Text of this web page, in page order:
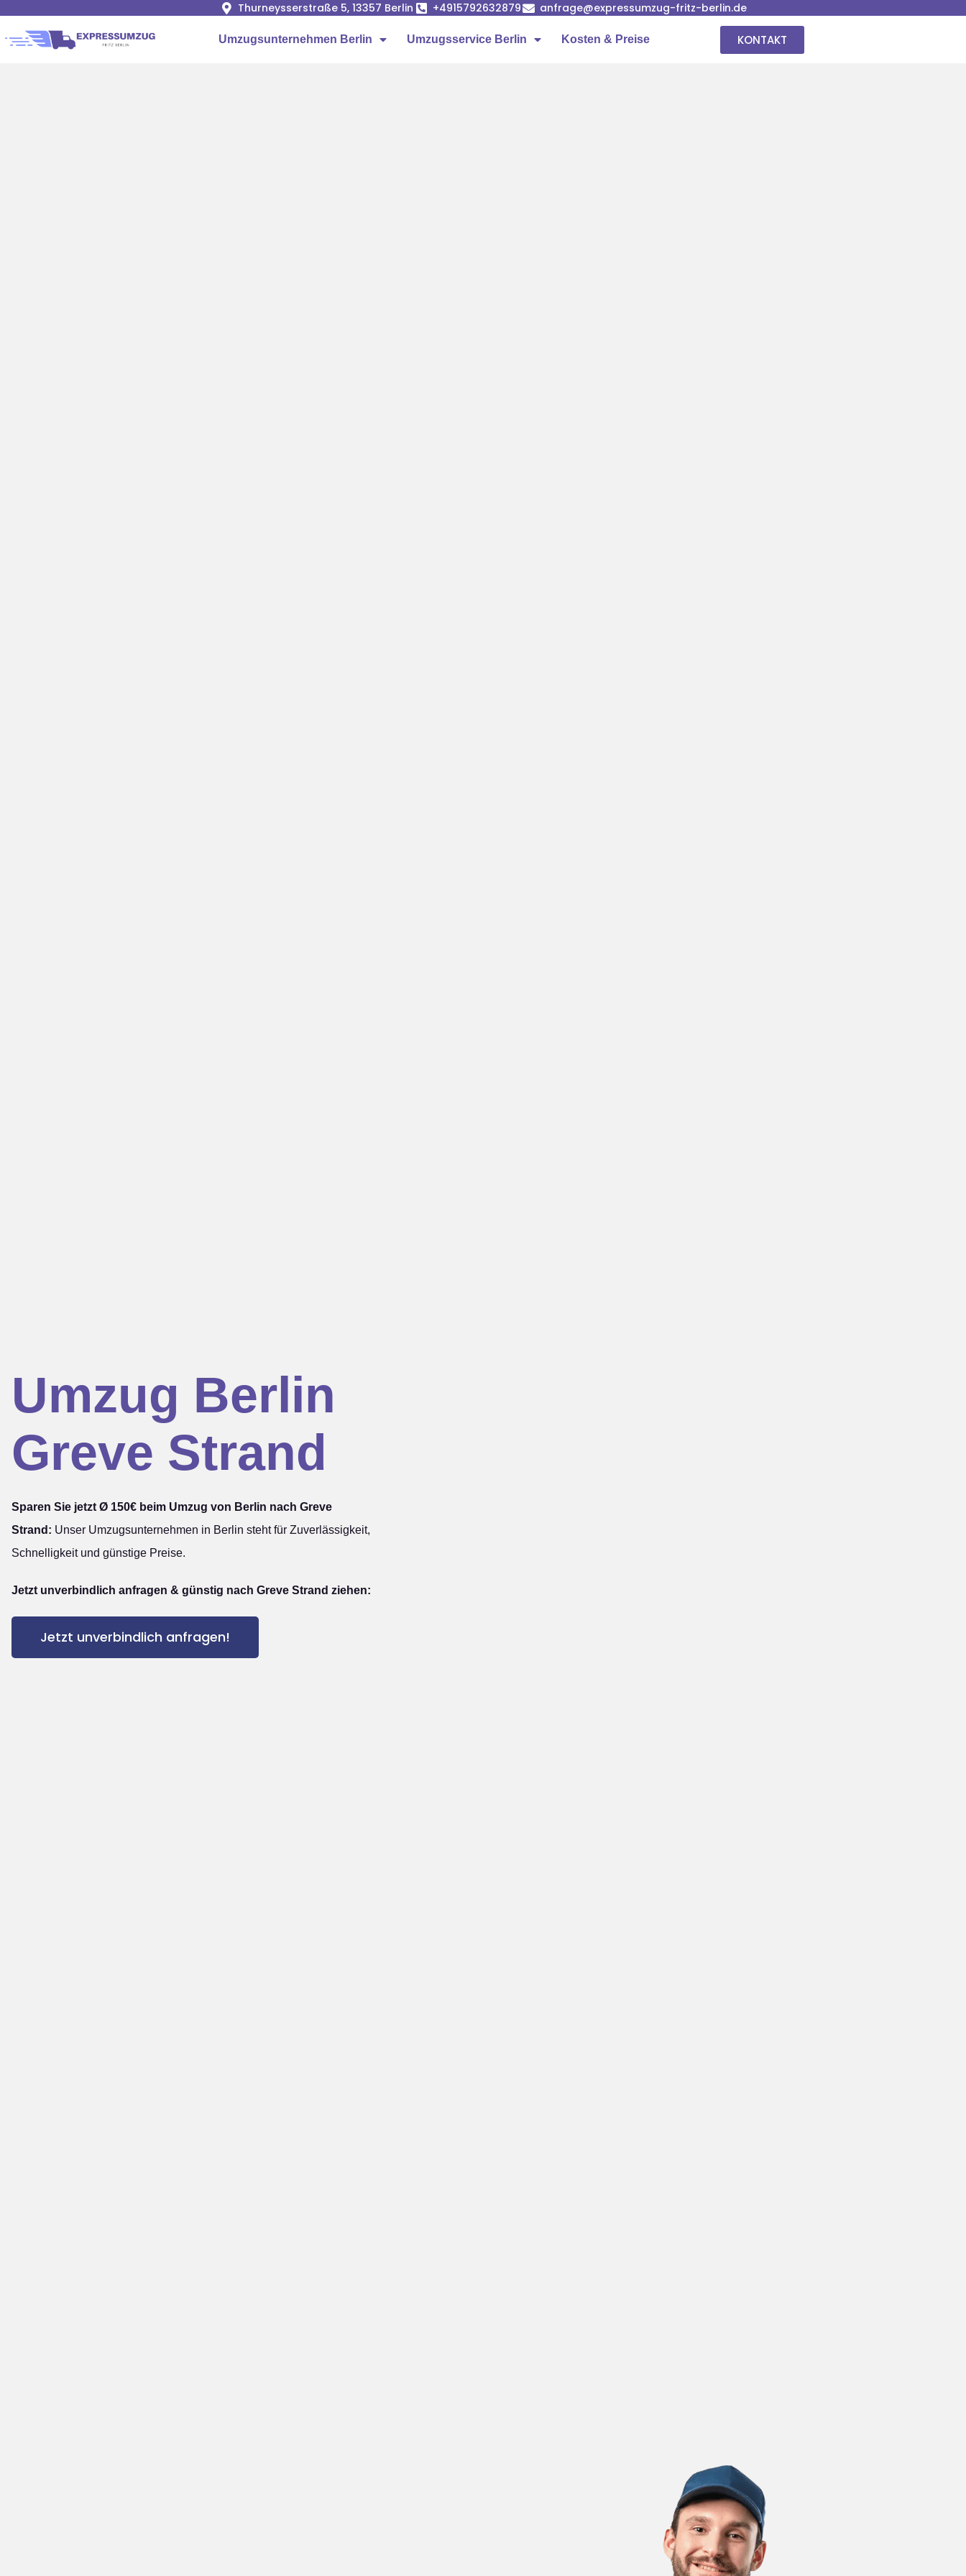
Thurneysserstraße 5, 13357 Berlin +4915792632879 anfrage@expressumzug-fritz-berlin.de
Umzugsunternehmen Berlin Umzugsservice Berlin Kosten & Preise KONTAKT
Umzug Berlin
Greve Strand
Sparen Sie jetzt Ø 150€ beim Umzug von Berlin nach Greve
Strand: Unser Umzugsunternehmen in Berlin steht für Zuverlässigkeit,
Schnelligkeit und günstige Preise.
Jetzt unverbindlich anfragen & günstig nach Greve Strand ziehen:
Jetzt unverbindlich anfragen!